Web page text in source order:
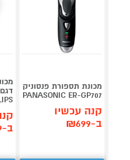
מכונת תספורת פנסוניק
PANASONIC ER-GP707
קנה עכשיו
ב-₪699
ב-₪289